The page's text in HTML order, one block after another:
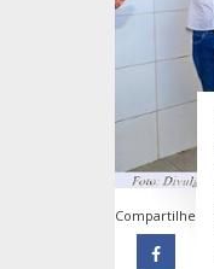
Compartilhe